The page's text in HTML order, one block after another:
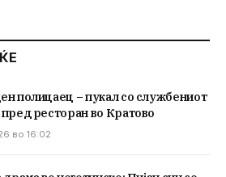
полицаец – пукал со службениот
ресторан во Кратово
во 16:02